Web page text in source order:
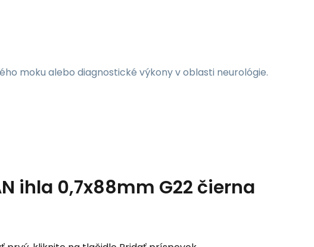
moku alebo diagnostické výkony v oblasti neurológie.
ihla 0,7x88mm G22 čierna